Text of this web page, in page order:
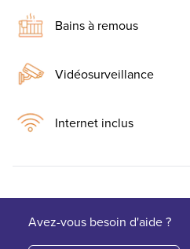
Bains à remous
Vidéosurveillance
Internet inclus
Avez-vous besoin d'aide ?